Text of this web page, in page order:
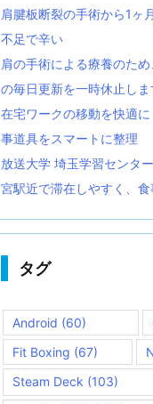
肩腱板断裂の手術から1ヶ
不足で辛い
肩の手術による療養のた
の毎日更新を一時休止しま
在宅ワークの移動を快適
事道具をスマートに整理
放送大学 埼玉学習センタ
宮駅近で滞在しやすく、
タグ
Android (60)
Fit Boxing (67)
Steam Deck (103)